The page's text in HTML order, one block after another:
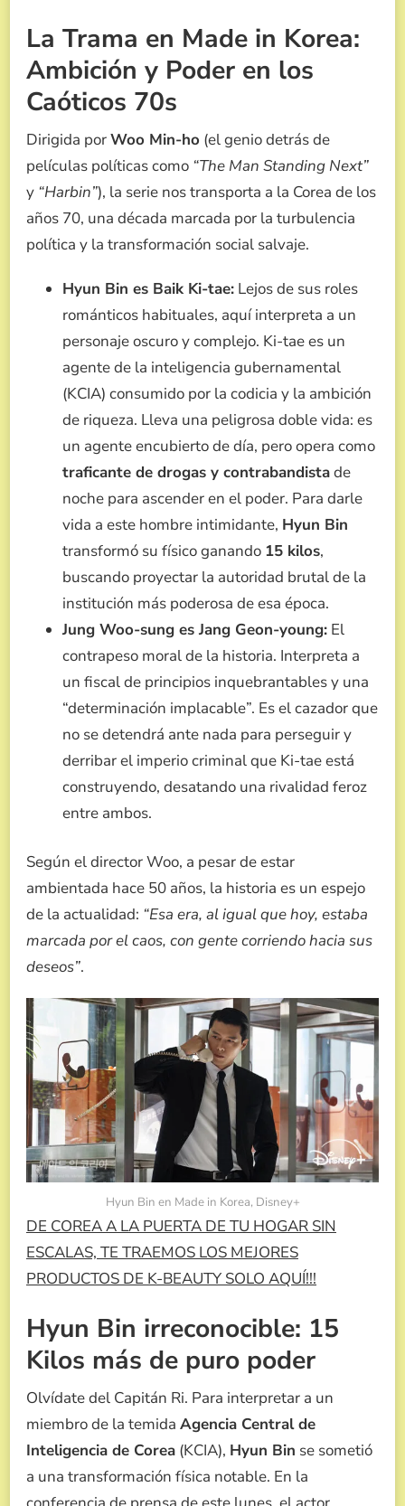
La Trama en Made in Korea:
Ambición y Poder en los
Caóticos 70s
Dirigida porWoo Min-ho (el genio detrás de
películas políticas como “The Man Standing Next”
y “Harbin”), la serie nos transporta a la Corea de los
años 70, una década marcada por la turbulencia
política y la transformación social salvaje.
Hyun Bin es Baik Ki-tae: Lejos de sus roles
románticos habituales, aquí interpreta a un
personaje oscuro y complejo. Ki-tae es un
agente de la inteligencia gubernamental
(KCIA) consumido por la codicia y la ambición
de riqueza. Lleva una peligrosa doble vida: es
un agente encubierto de día, pero opera como
traficante de drogas y contrabandistade
noche para ascender en el poder. Para darle
vida a este hombre intimidante, Hyun Bin
transformó su físico ganando 15 kilos,
buscando proyectar la autoridad brutal de la
institución más poderosa de esa época.
Jung Woo-sung es Jang Geon-young: El
contrapeso moral de la historia. Interpreta a
un fiscal de principios inquebrantables y una
“determinación implacable”. Es el cazador que
no se detendrá ante nada para perseguir y
derribar el imperio criminal que Ki-tae está
construyendo, desatando una rivalidad feroz
entre ambos.
Según el director Woo, a pesar de estar
ambientada hace 50 años, la historia es un espejo
de la actualidad: “Esa era, al igual que hoy, estaba
marcada por el caos, con gente corriendo hacia sus
deseos”.
Hyun Bin en Made in Korea, Disney+
DE COREA A LA PUERTA DE TU HOGAR SIN
ESCALAS, TE TRAEMOS LOS MEJORES
PRODUCTOS DE K-BEAUTY SOLO AQUÍ!!!
Hyun Bin irreconocible: 15
Kilos más de puro poder
Olvídate del Capitán Ri. Para interpretar a un
miembro de la temida Agencia Central de
Inteligencia de Corea (KCIA), Hyun Bin se sometió
a una transformación física notable. En la